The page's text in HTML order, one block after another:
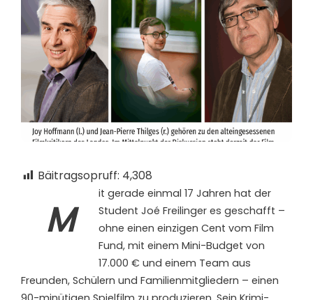
Bäitragsopruff: 4,308
M
it gerade einmal 17 Jahren hat der
Student Joé Freilinger es geschafft –
ohne einen einzigen Cent vom Film
Fund, mit einem Mini-Budget von
17.000 € und einem Team aus
Freunden, Schülern und Familienmitgliedern – einen